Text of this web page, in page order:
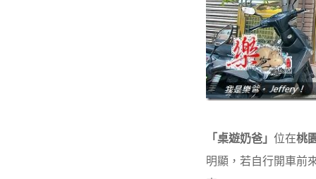
「桌遊奶爸」 位在桃
明顯，若自行開車前